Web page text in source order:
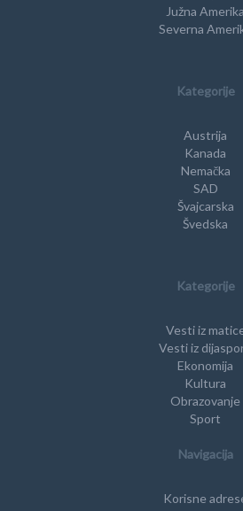
Južna Amerika
Severna
Kategorije
Austrija
Kanada
Nemačka
SAD
Švajcarska
Švedska
Kategorije
Vesti iz
Vesti iz
Ekonomija
Kultura
Obrazovanje
Sport
Navigacija
Korisne